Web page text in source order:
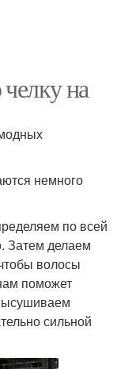
на
немного
по всей
Затем делаем
волосы
поможет
сильной